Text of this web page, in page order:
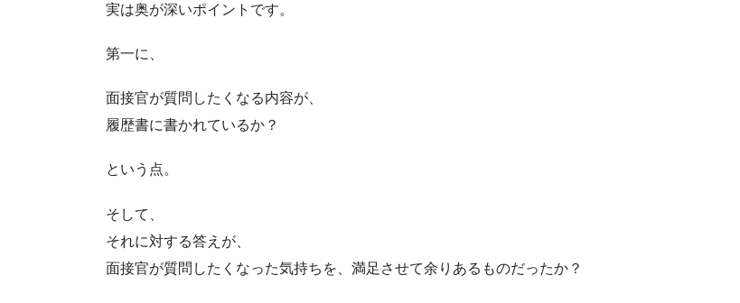
実は奥が深いポイントです。
第一に、
面接官が質問したくなる内容が、
履歴書に書かれているか？
という点。
そして、
それに対する答えが、
面接官が質問したくなった気持ちを、満足させて余りあるものだったか？